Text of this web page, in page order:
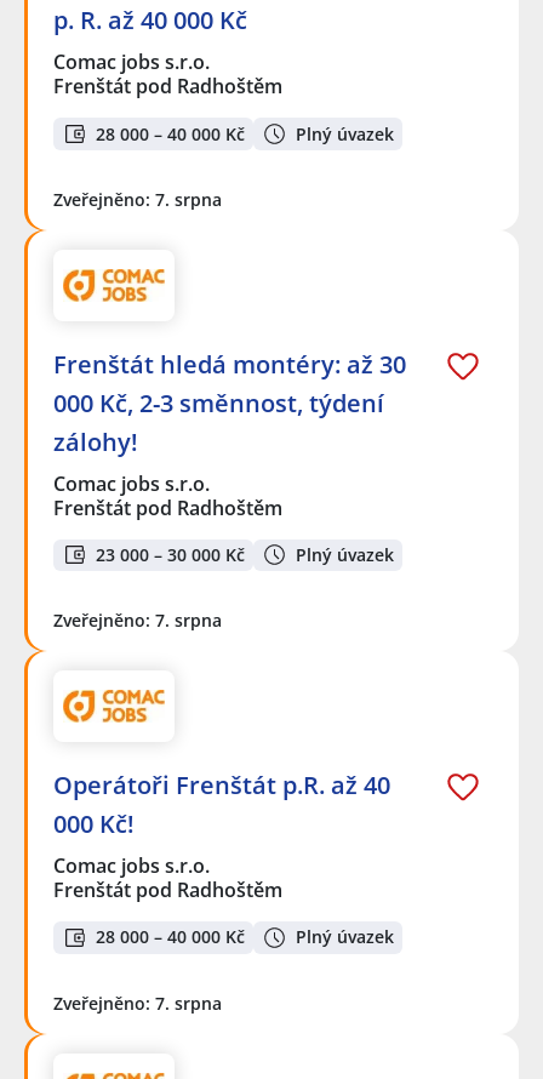
p. R. až 40 000 Kč
Comac jobs s.r.o.
Frenštát pod Radhoštěm
28 000 – 40 000 Kč Plný úvazek
Zveřejněno: 7. srpna
Frenštát hledá montéry: až 30
000 Kč, 2-3 směnnost, týdení
zálohy!
Comac jobs s.r.o.
Frenštát pod Radhoštěm
23 000 – 30 000 Kč Plný úvazek
Zveřejněno: 7. srpna
Operátoři Frenštát p.R. až 40
000 Kč!
Comac jobs s.r.o.
Frenštát pod Radhoštěm
28 000 – 40 000 Kč Plný úvazek
Zveřejněno: 7. srpna